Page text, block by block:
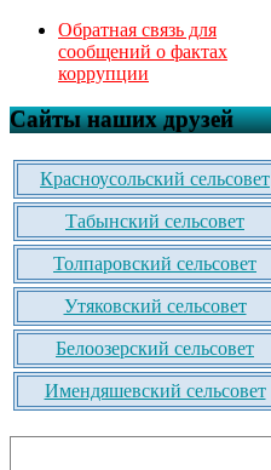
Обратная связь для
сообщений о фактах
коррупции
Сайты наших друзей
Красноусольский сельсовет
Табынский сельсовет
Толпаровский сельсовет
Утяковский сельсовет
Белоозерский сельсовет
Имендяшевский сельсовет